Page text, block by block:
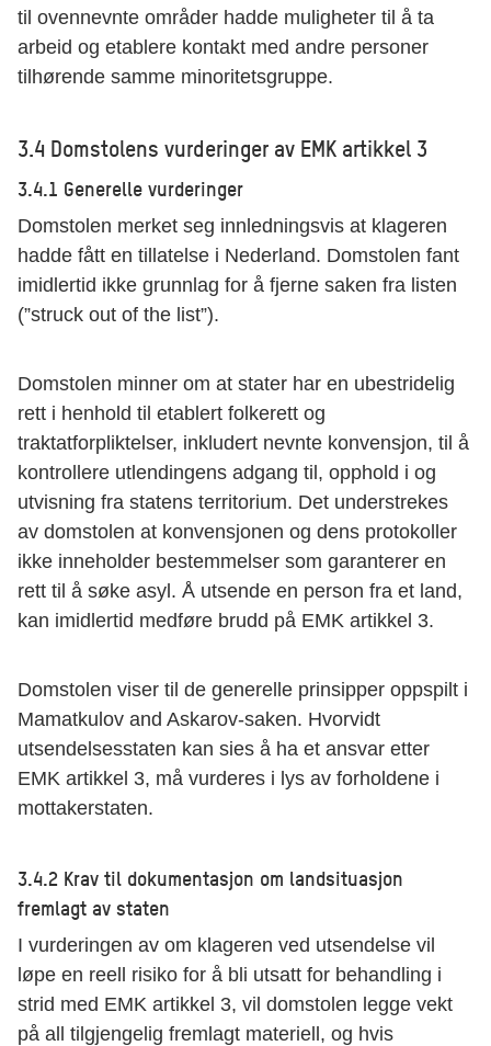
til ovennevnte områder hadde muligheter til å ta
arbeid og etablere kontakt med andre personer
tilhørende samme minoritetsgruppe.
3.4 Domstolens vurderinger av EMK artikkel 3
3.4.1 Generelle vurderinger
Domstolen merket seg innledningsvis at klageren
hadde fått en tillatelse i Nederland. Domstolen fant
imidlertid ikke grunnlag for å fjerne saken fra listen
(”struck out of the list”).
Domstolen minner om at stater har en ubestridelig
rett i henhold til etablert folkerett og
traktatforpliktelser, inkludert nevnte konvensjon, til å
kontrollere utlendingens adgang til, opphold i og
utvisning fra statens territorium. Det understrekes
av domstolen at konvensjonen og dens protokoller
ikke inneholder bestemmelser som garanterer en
rett til å søke asyl. Å utsende en person fra et land,
kan imidlertid medføre brudd på EMK artikkel 3.
Domstolen viser til de generelle prinsipper oppspilt i
Mamatkulov and Askarov-saken. Hvorvidt
utsendelsesstaten kan sies å ha et ansvar etter
EMK artikkel 3, må vurderes i lys av forholdene i
mottakerstaten.
3.4.2 Krav til dokumentasjon om landsituasjon
fremlagt av staten
I vurderingen av om klageren ved utsendelse vil
løpe en reell risiko for å bli utsatt for behandling i
strid med EMK artikkel 3, vil domstolen legge vekt
på all tilgjengelig fremlagt materiell, og hvis